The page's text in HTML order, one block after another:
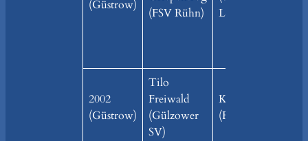
(Güstrow)
(FSV Rühn)
Liessow/Diekhof)
2002
(Güstrow)
Tilo
Freiwald
(Gülzower
SV)
Klaus Schmidt
(FSV Rühn)